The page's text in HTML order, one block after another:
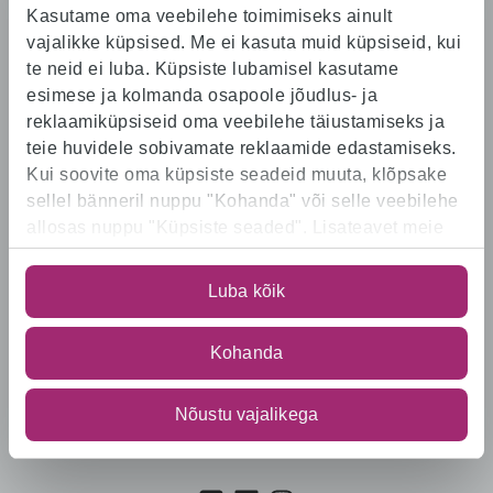
Kasutame oma veebilehe toimimiseks ainult
vajalikke küpsised. Me ei kasuta muid küpsiseid, kui
te neid ei luba. Küpsiste lubamisel kasutame
esimese ja kolmanda osapoole jõudlus- ja
reklaamiküpsiseid oma veebilehe täiustamiseks ja
teie huvidele sobivamate reklaamide edastamiseks.
Kui soovite oma küpsiste seadeid muuta, klõpsake
sellel bänneril nuppu "Kohanda" või selle veebilehe
allosas nuppu "Küpsiste seaded". Lisateavet meie
kasutatavate küpsiste kohta
https://www.rimi.ee/privaatsuspoliitika/kasutaja/
Luba kõik
Kohanda
Nõustu vajalikega
Karjäärisait
Algus
Osakonnad
Töökohad
Rimi saadikud
Postitused
Andmed ja privaatsus
Osakonnad
Kauplused
Kontor
Keskköök